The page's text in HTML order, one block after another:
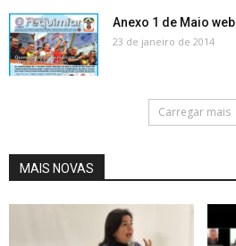
Anexo 1 de Maio web
23 de janeiro de 2014
Carregar mais
MAIS NOVAS